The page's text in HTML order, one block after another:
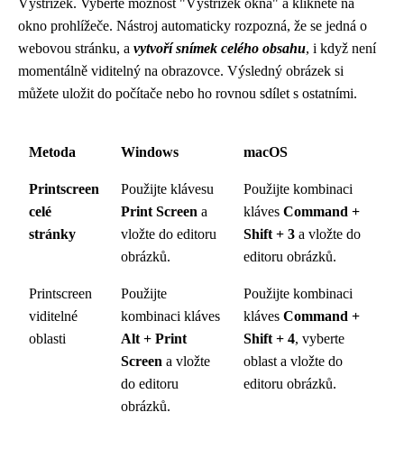
Výstřižek. Vyberte možnost "Výstřižek okna" a klikněte na
okno prohlížeče. Nástroj automaticky rozpozná, že se jedná o
webovou stránku, a vytvoří snímek celého obsahu, i když není
momentálně viditelný na obrazovce. Výsledný obrázek si
můžete uložit do počítače nebo ho rovnou sdílet s ostatními.
Metoda Windows macOS
Printscreen
celé
stránky
Použijte klávesu
Print Screen a
vložte do editoru
obrázků.
Použijte kombinaci
kláves Command +
Shift + 3 a vložte do
editoru obrázků.
Printscreen
viditelné
oblasti
Použijte
kombinaci kláves
Alt + Print
Screen a vložte
do editoru
obrázků.
Použijte kombinaci
kláves Command +
Shift + 4, vyberte
oblast a vložte do
editoru obrázků.